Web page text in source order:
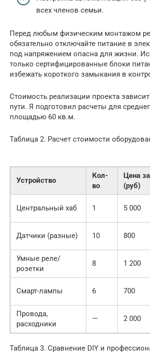
всех членов семьи.
Перед любым физическим монтажом
обязательно отключайте питание в
под напряжением опасна для жизни.
только сертифицированные блоки
избежать короткого замыкания в
Стоимость реализации проекта
пути. Я подготовил расчеты для
площадью 60 кв.м.
Таблица 2. Расчет стоимости
Устройство
Кол-
во
Цена
(руб)
Центральный хаб 1 5 000
Датчики (разные) 10 800
Умные реле/
розетки
8 1 200
Смарт-лампы 6 700
Провода,
расходники
— 2 000
Таблица 3. Сравнение DIY и